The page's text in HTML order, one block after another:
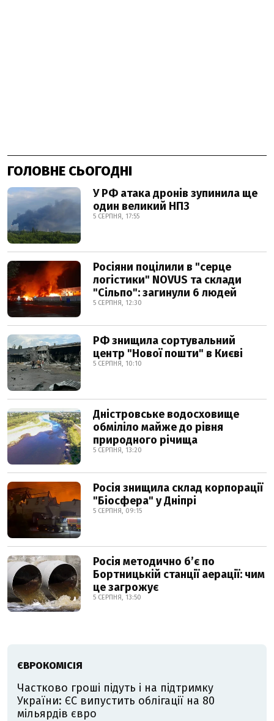
ГОЛОВНЕ СЬОГОДНІ
У РФ атака дронів зупинила ще
один великий НПЗ
5 СЕРПНЯ, 17:55
Росіяни поцілили в "серце
логістики" NOVUS та склади
"Сільпо": загинули 6 людей
5 СЕРПНЯ, 12:30
РФ знищила сортувальний
центр "Нової пошти" в Києві
5 СЕРПНЯ, 10:10
Дністровське водосховище
обміліло майже до рівня
природного річища
5 СЕРПНЯ, 13:20
Росія знищила склад корпорації
"Біосфера" у Дніпрі
5 СЕРПНЯ, 09:15
Росія методично б’є по
Бортницькій станції аерації: чим
це загрожує
5 СЕРПНЯ, 13:50
ЄВРОКОМІСІЯ
Частково гроші підуть і на підтримку
України: ЄС випустить облігації на 80
мільярдів євро